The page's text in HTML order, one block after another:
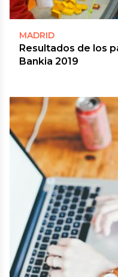
MADRID
Resultados de los
Bankia 2019